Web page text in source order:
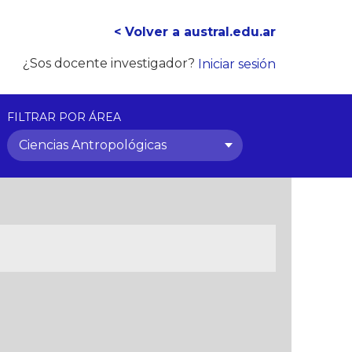
< Volver a austral.edu.ar
¿Sos docente investigador? Iniciar sesión
FILTRAR POR ÁREA
Ciencias Antropológicas